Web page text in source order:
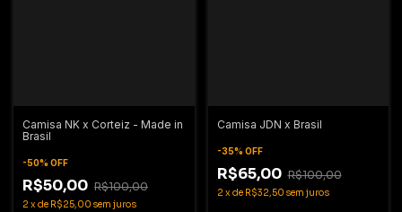
Camisa NK x Corteiz - Made in
Brasil
-50% OFF
R$50,00 R$100,00
2 xde R$25,00 sem juros
Camisa JDN x Brasil
-35% OFF
R$65,00 R$100,00
2 xde R$32,50 sem juros